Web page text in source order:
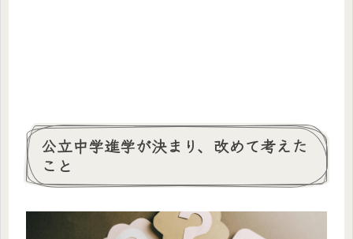
公立中学進学が決まり、改めて考えた
こと